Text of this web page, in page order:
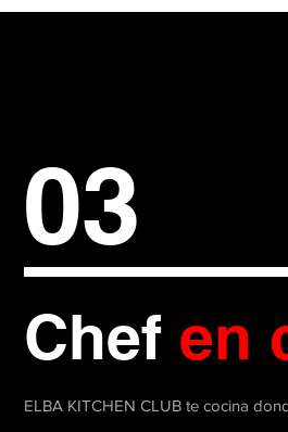
03
Chef en
ELBA KITCHEN CLUB te cocina